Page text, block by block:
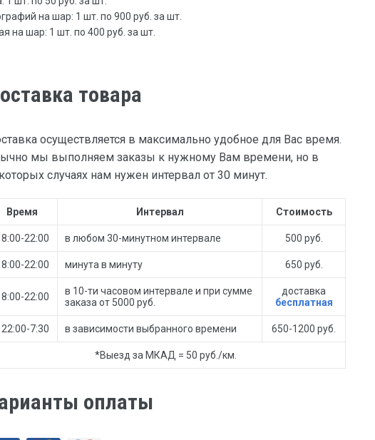
на шар: 1 шт. по 900 руб. за шт.
на шар: 1 шт. по 400 руб. за шт.
товара
осуществляется в максимально удобное для Вас время.
мы выполняем заказы к нужному Вам времени, но в
случаях нам нужен интервал от 30 минут.
Время Интервал Стоимость
8:00-22:00 в любом 30-минутном интервале 500 руб.
8:00-22:00 минута в минуту 650 руб.
8:00-22:00
в 10-ти часовом интервале и при сумме
заказа от 5000 руб.
доставка
бесплатная
22:00-7:30 в зависимости выбранного времени 650-1200 руб.
*Выезд за МКАД = 50 руб./км.
оплаты